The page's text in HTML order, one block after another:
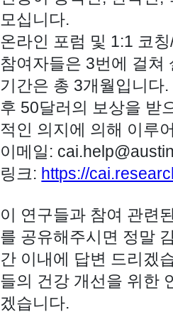
모십니다.
온라인 포럼 및 1:1 코
참여자들은 3번에 걸쳐
기간은 총 3개월입니
후 50달러의 보상을 받
적인 의지에 의해 이루
이메일:
링크: https://
이 연구들과 참여 관련
를 공유해주시면 정말
간 이내에 답변 드리겠
들의 건강 개선을 위한
겠습니다.